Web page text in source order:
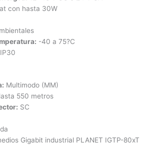
con hasta 30W
-40 a 75?C
IP30
Multimodo (MM)
550 metros
SC
Gigabit industrial PLANET IGTP-80xT